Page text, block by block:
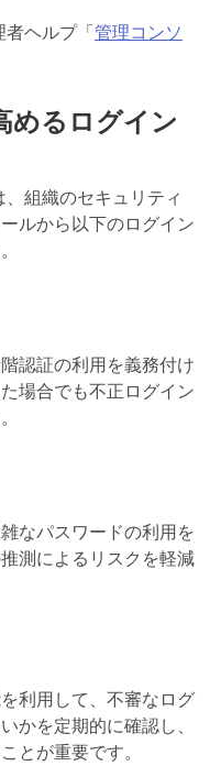
ヘルプ「管理コンソ
めるログイン
組織のセキュリティ
ルから以下のログイン
認証の利用を義務付け
場合でも不正ログイン
なパスワードの利用を
測によるリスクを軽減
利用して、不審なログ
かを定期的に確認し、
とが重要です。